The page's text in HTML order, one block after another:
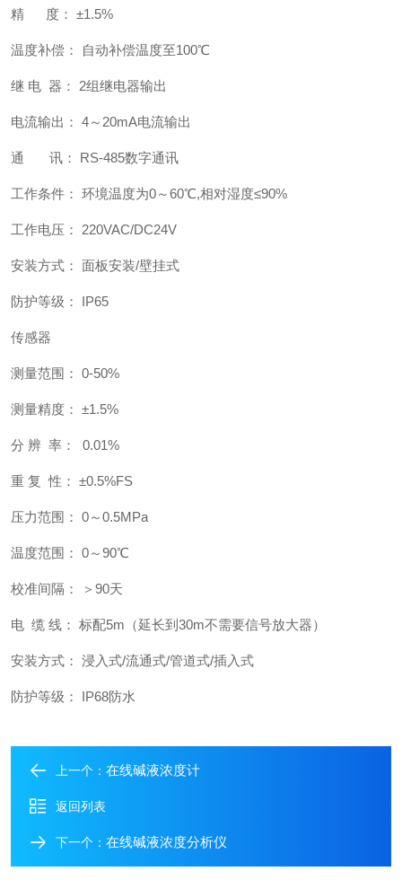
精 度： ±1.5%
温度补偿： 自动补偿温度至100℃
继 电 器： 2组继电器输出
电流输出： 4～20mA电流输出
通 讯： RS-485数字通讯
工作条件： 环境温度为0～60℃,相对湿度≤90%
工作电压： 220VAC/DC24V
安装方式： 面板安装/壁挂式
防护等级： IP65
传感器
测量范围： 0-50%
测量精度： ±1.5%
分 辨 率： 0.01%
重 复 性： ±0.5%FS
压力范围： 0～0.5MPa
温度范围： 0～90℃
校准间隔： ＞90天
电 缆 线： 标配5m（延长到30m不需要信号放大器）
安装方式： 浸入式/流通式/管道式/插入式
防护等级： IP68防水
上一个： 在线碱液浓度计
返回列表
下一个： 在线碱液浓度分析仪